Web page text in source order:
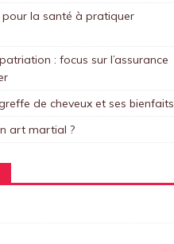
la santé à pratiquer
: focus sur l’assurance
de cheveux et ses bienfaits
art martial ?